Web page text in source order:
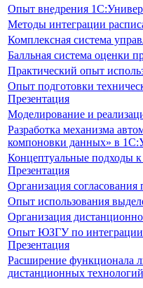
Опыт внедрения
Методы интеграции
Комплексная система
Балльная система оценки
Практический опыт
Опыт подготовки
Презентация
Моделирование и
Разработка механизма
компоновки данных» в
Концептуальные подходы
Презентация
Организация согласования
Опыт использования
Организация
Опыт ЮЗГУ по
Презентация
Расширение функционала
дистанционных технологий